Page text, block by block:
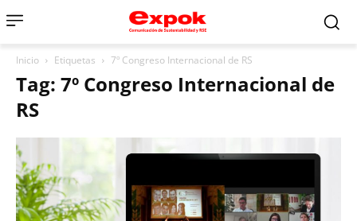
Inicio Etiquetas 7º Congreso Internacional de RS
Tag: 7º Congreso Internacional de
RS